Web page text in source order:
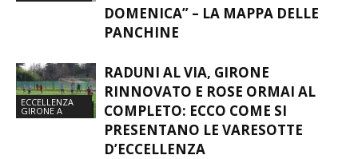
DOMENICA” – LA MAPPA DELLE
PANCHINE
ECCELLENZA
GIRONE A
RADUNI AL VIA, GIRONE
RINNOVATO E ROSE ORMAI AL
COMPLETO: ECCO COME SI
PRESENTANO LE VARESOTTE
D’ECCELLENZA